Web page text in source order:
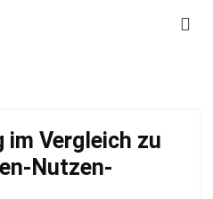
im Vergleich zu
Nutzen-